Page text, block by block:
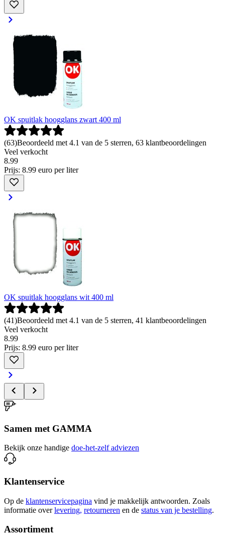
OK spuitlak hoogglans zwart 400 ml
(63)Beoordeeld met 4.1 van de 5 sterren, 63 klantbeoordelingen
Veel verkocht
8.99
Prijs: 8.99 euro per liter
OK spuitlak hoogglans wit 400 ml
(41)Beoordeeld met 4.1 van de 5 sterren, 41 klantbeoordelingen
Veel verkocht
8.99
Prijs: 8.99 euro per liter
Samen met GAMMA
Bekijk onze handige doe-het-zelf adviezen
Klantenservice
Op de klantenservicepagina vind je makkelijk antwoorden. Zoals
informatie over levering, retourneren en de status van je bestelling.
Assortiment